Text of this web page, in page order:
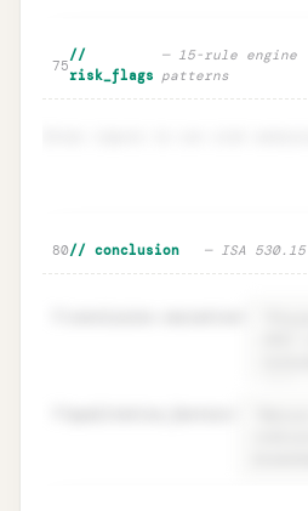
🔒Method comparison · MUS vs
Classical
75
//
risk_flags
— 15-rule
patterns
🔒Risk flags · regulator
intelligence
80// conclusion — ISA